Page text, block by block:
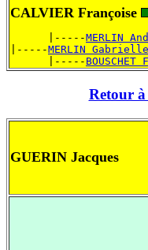
CALVIER Françoise
      |-----
MERLIN
|-----MERLIN Gabrielle
      |-----
Retour
GUERIN Jacques